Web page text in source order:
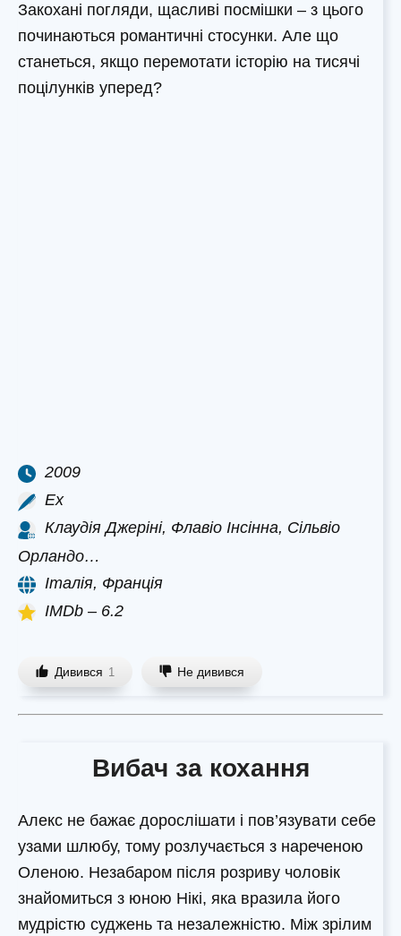
Закохані погляди, щасливі посмішки – з цього
починаються романтичні стосунки. Але що
станеться, якщо перемотати історію на тисячі
поцілунків уперед?
2009
Ex
Клаудія Джеріні, Флавіо Інсінна, Сільвіо
Орландо…
Італія, Франція
IMDb – 6.2
Дивився 1 Не дивився
Вибач за кохання
Aлекс не бажає дорослішати і пов’язувати себе
узами шлюбу, тому розлучається з нареченою
Оленою. Незабаром після розриву чоловік
знайомиться з юною Нікі, яка вразила його
мудрістю суджень та незалежністю. Між зрілим